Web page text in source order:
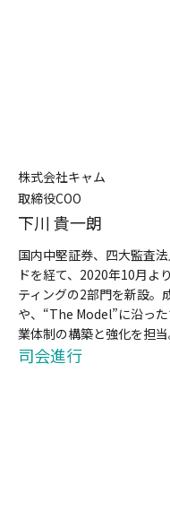
株式会社キャム
取締役COO
下川 貴一朗
国内中堅証券、四大監査
ドを経て、2020年10月よ
ティングの2部門を新設。
や、“The Model”に沿っ
業体制の構築と強化を担当
司会進行